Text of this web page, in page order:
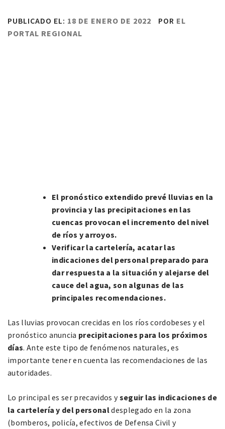
PUBLICADO EL: 18 DE ENERO DE 2022 POR EL
PORTAL REGIONAL
El pronóstico extendido prevé lluvias en la
provincia y las precipitaciones en las
cuencas provocan el incremento del nivel
de ríos y arroyos.
Verificar la cartelería, acatar las
indicaciones del personal preparado para
dar respuesta a la situación y alejarse del
cauce del agua, son algunas de las
principales recomendaciones.
Las lluvias provocan crecidas en los ríos cordobeses y el
pronóstico anuncia precipitaciones para los próximos
días. Ante este tipo de fenómenos naturales, es
importante tener en cuenta las recomendaciones de las
autoridades.
Lo principal es ser precavidos yseguir las indicaciones de
la cartelería y del personaldesplegado en la zona
(bomberos, policía, efectivos de Defensa Civil y